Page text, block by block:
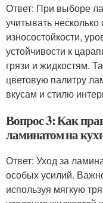
Ответ: При выборе
учитывать
износостойкости,
устойчивости к
грязи и жидкостям.
цветовую палитру
вкусам и стилю
Вопрос 3: Как
ламинатом на
Ответ: Уход за
особых усилий.
используя мягкую